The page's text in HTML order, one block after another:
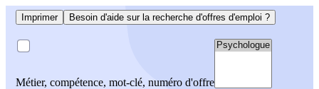
Imprimer Besoin d'aide sur la recherche d'offres d'emploi ?
Métier, compétence, mot-clé, numéro d'offre